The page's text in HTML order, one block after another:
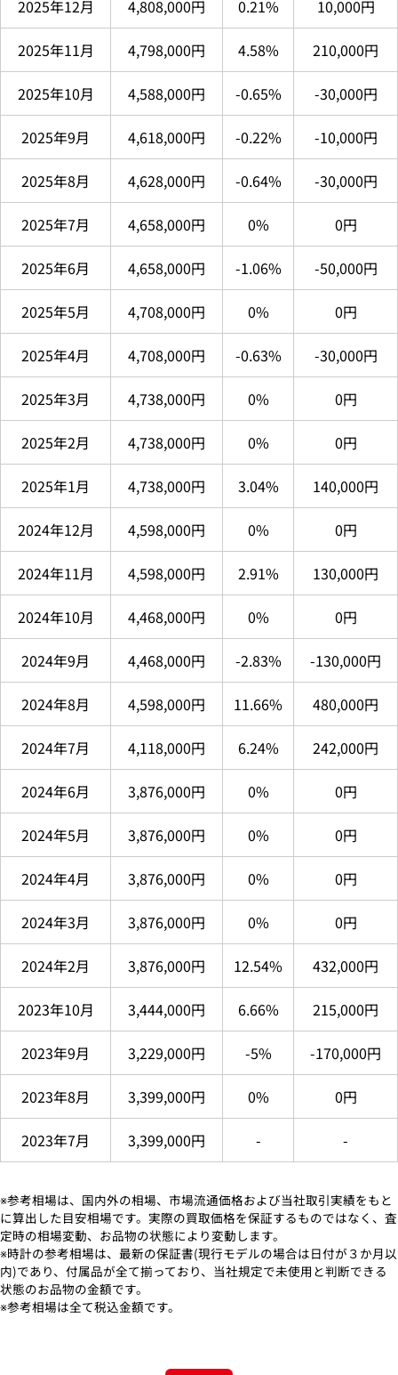
2025年12月 4,808,000円 0.21% 10,000円
2025年11月 4,798,000円 4.58% 210,000円
2025年10月 4,588,000円 -0.65% -30,000円
2025年9月 4,618,000円 -0.22% -10,000円
2025年8月 4,628,000円 -0.64% -30,000円
2025年7月 4,658,000円 0% 0円
2025年6月 4,658,000円 -1.06% -50,000円
2025年5月 4,708,000円 0% 0円
2025年4月 4,708,000円 -0.63% -30,000円
2025年3月 4,738,000円 0% 0円
2025年2月 4,738,000円 0% 0円
2025年1月 4,738,000円 3.04% 140,000円
2024年12月 4,598,000円 0% 0円
2024年11月 4,598,000円 2.91% 130,000円
2024年10月 4,468,000円 0% 0円
2024年9月 4,468,000円 -2.83% -130,000円
2024年8月 4,598,000円 11.66% 480,000円
2024年7月 4,118,000円 6.24% 242,000円
2024年6月 3,876,000円 0% 0円
2024年5月 3,876,000円 0% 0円
2024年4月 3,876,000円 0% 0円
2024年3月 3,876,000円 0% 0円
2024年2月 3,876,000円 12.54% 432,000円
2023年10月 3,444,000円 6.66% 215,000円
2023年9月 3,229,000円 -5% -170,000円
2023年8月 3,399,000円 0% 0円
2023年7月 3,399,000円 - -
※参考相場は、国内外の相場、市場流通価格および当社取引実績をもと
に算出した目安相場です。実際の買取価格を保証するものではなく、査
定時の相場変動、お品物の状態により変動します。
※時計の参考相場は、最新の保証書(現行モデルの場合は日付が３か月以
内)であり、付属品が全て揃っており、当社規定で未使用と判断できる
状態のお品物の金額です。
※参考相場は全て税込金額です。